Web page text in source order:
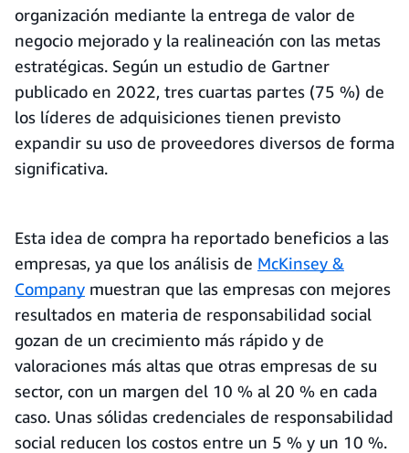
organización mediante la entrega de valor de
negocio mejorado y la realineación con las metas
estratégicas. Según un estudio de Gartner
publicado en 2022, tres cuartas partes (75 %) de
los líderes de adquisiciones tienen previsto
expandir su uso de proveedores diversos de forma
significativa.
Esta idea de compra ha reportado beneficios a las
empresas, ya que los análisis de McKinsey &
Company muestran que las empresas con mejores
resultados en materia de responsabilidad social
gozan de un crecimiento más rápido y de
valoraciones más altas que otras empresas de su
sector, con un margen del 10 % al 20 % en cada
caso. Unas sólidas credenciales de responsabilidad
social reducen los costos entre un 5 % y un 10 %.